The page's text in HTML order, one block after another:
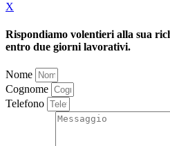
X
Rispondiamo volentieri alla sua
entro due giorni lavorativi.
Nome
Cognome
Telefono